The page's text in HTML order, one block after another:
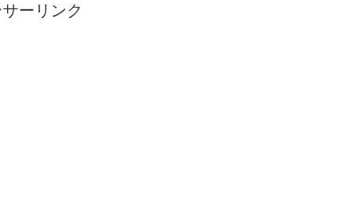
ーリンク